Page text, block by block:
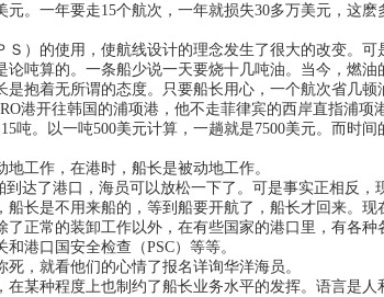
。一年要走15个航次，一年就损失30多万美元，这
）的使用，使航线设计的理念发生了很大的改变。可
吨算的。一条船少说一天要烧十几吨油。当今，燃油
抱着无所谓的态度。只要船长用心，一个航次省几顿
港开往韩国的浦项港，他不走菲律宾的西岸直指浦项
吨。以一吨500美元计算，一趟就是7500美元。而时间
工作，在港时，船长是被动地工作。
达了港口，海员可以放松一下了。可是事实正相反，
长是不用来船的，等到船要开航了，船长才回来。现
正常的装卸工作以外，在有些国家的港口里，有各种
港口国安全检查（PSC）等等。
死，就看他们的心情了报名详询华洋海员。
某种程度上也制约了船长业务水平的发挥。语言是人